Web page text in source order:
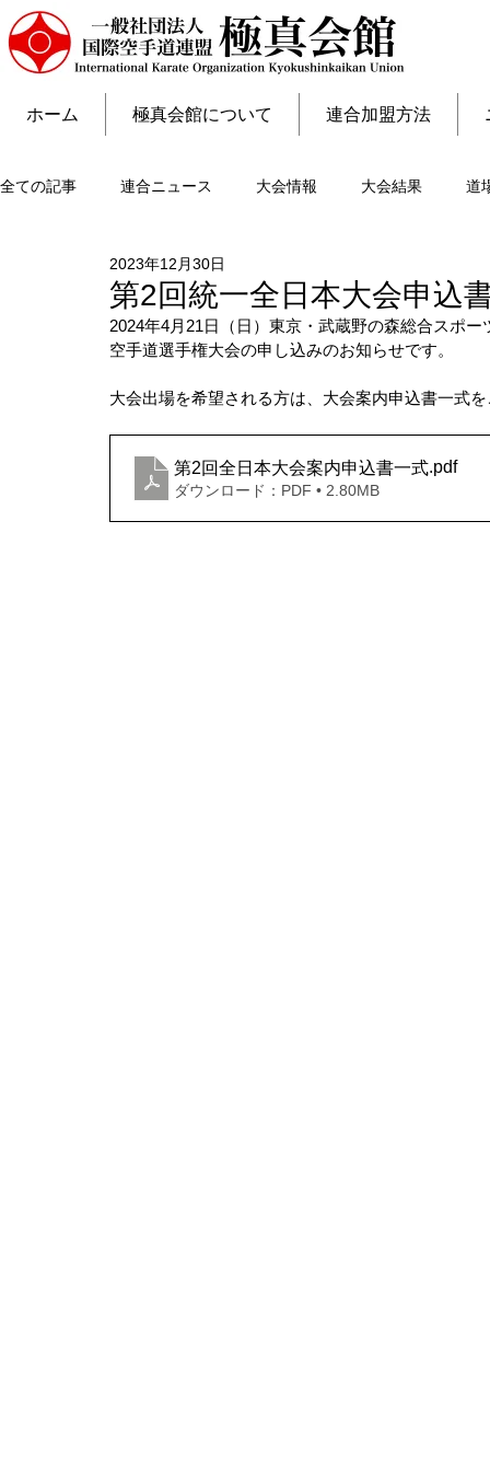
ホーム 極真会館について 連合加盟方法
全ての記事 連合ニュース 大会情報 大会結果 道
第2回統一全日本大会申込
2023年12月30日
2024年4月21日（日）東京・武蔵野の森総合スポ
空手道選手権大会の申し込みのお知らせです。
大会出場を希望される方は、大会案内申込書一式
第2回全日本大会案内申込書一式.pdf
ダウンロード：PDF • 2.80MB